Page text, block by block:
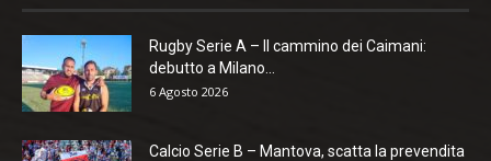
Rugby Serie A – Il cammino dei Caimani:
debutto a Milano...
6 Agosto 2026
Calcio Serie B – Mantova, scatta la prevendita